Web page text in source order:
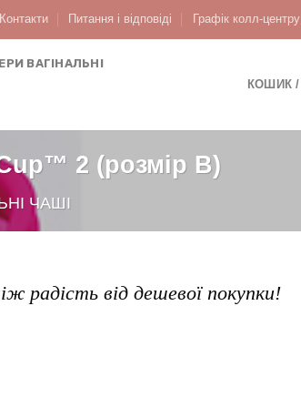
Контакти Питання і відповіді Графік колл-центру
ВАГІНАЛЬНІ
КОШИК /
2 (розмір B)
ЧАШІ
радість від дешевої покупки!